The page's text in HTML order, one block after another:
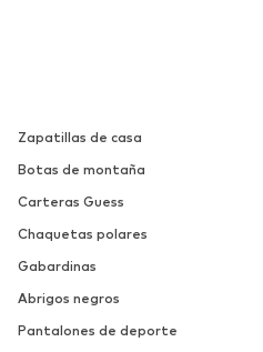
Zapatillas de casa
Botas de montaña
Carteras Guess
Chaquetas polares
Gabardinas
Abrigos negros
Pantalones de deporte